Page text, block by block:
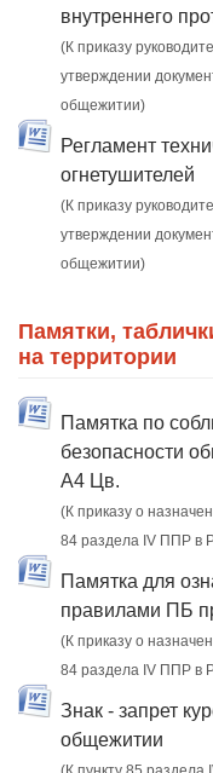
внутреннего
(К приказу
утверждении
общежитии)
Регламент
огнетушителей
(К приказу
утверждении
общежитии)
Памятки,
на территории
Памятка по
безопасности
А4 Цв.
(К приказу о
84 раздела IV ППР в
Памятка для
правилами ПБ
(К приказу о
84 раздела IV ППР в
Знак - запрет
общежитии